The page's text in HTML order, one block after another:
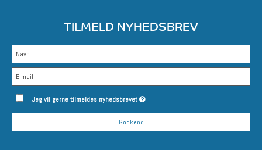
TILMELD NYHEDSBREV
Jeg vil gerne tilmeldes nyhedsbrevet
Godkend